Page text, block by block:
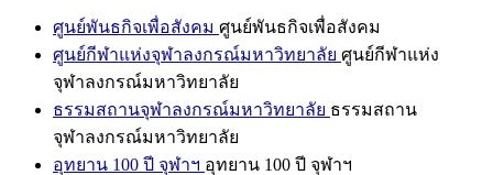
ศูนย์พันธกิจเพื่อสังคม ศูนย์พันธกิจเพื่อสังคม
ศูนย์กีฬาแห่งจุฬาลงกรณ์มหาวิทยาลัย ศูนย์กีฬาแห่ง
จุฬาลงกรณ์มหาวิทยาลัย
ธรรมสถานจุฬาลงกรณ์มหาวิทยาลัย ธรรมสถาน
จุฬาลงกรณ์มหาวิทยาลัย
อุทยาน 100 ปี จุฬาฯ อุทยาน 100 ปี จุฬาฯ